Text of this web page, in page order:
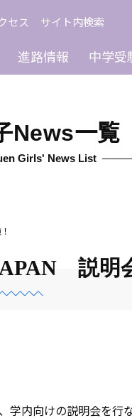
セス サイト内検索
進路情報 中学受
News一覧
Girls' News List
説明
学内向けの説明会を行